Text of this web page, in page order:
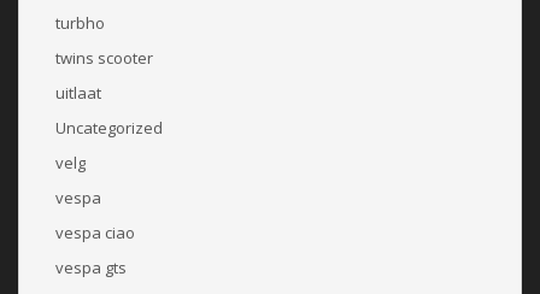
turbho
twins scooter
uitlaat
Uncategorized
velg
vespa
vespa ciao
vespa gts